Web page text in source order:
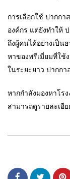
การเลือกใช้ ปากก
องค์กร แต่ยังทำให้
ถึงผู้คนได้อย่างเป็น
หาของพรีเมี่ยมที่ใช้
ในระยะยาว ปากก
หากกำลังมองหาโร
สามารถดูรายละเอี